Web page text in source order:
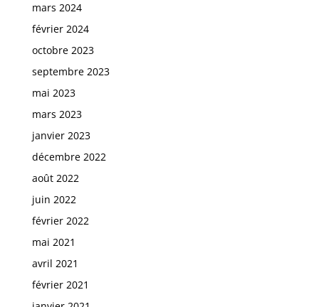
mars 2024
février 2024
octobre 2023
septembre 2023
mai 2023
mars 2023
janvier 2023
décembre 2022
août 2022
juin 2022
février 2022
mai 2021
avril 2021
février 2021